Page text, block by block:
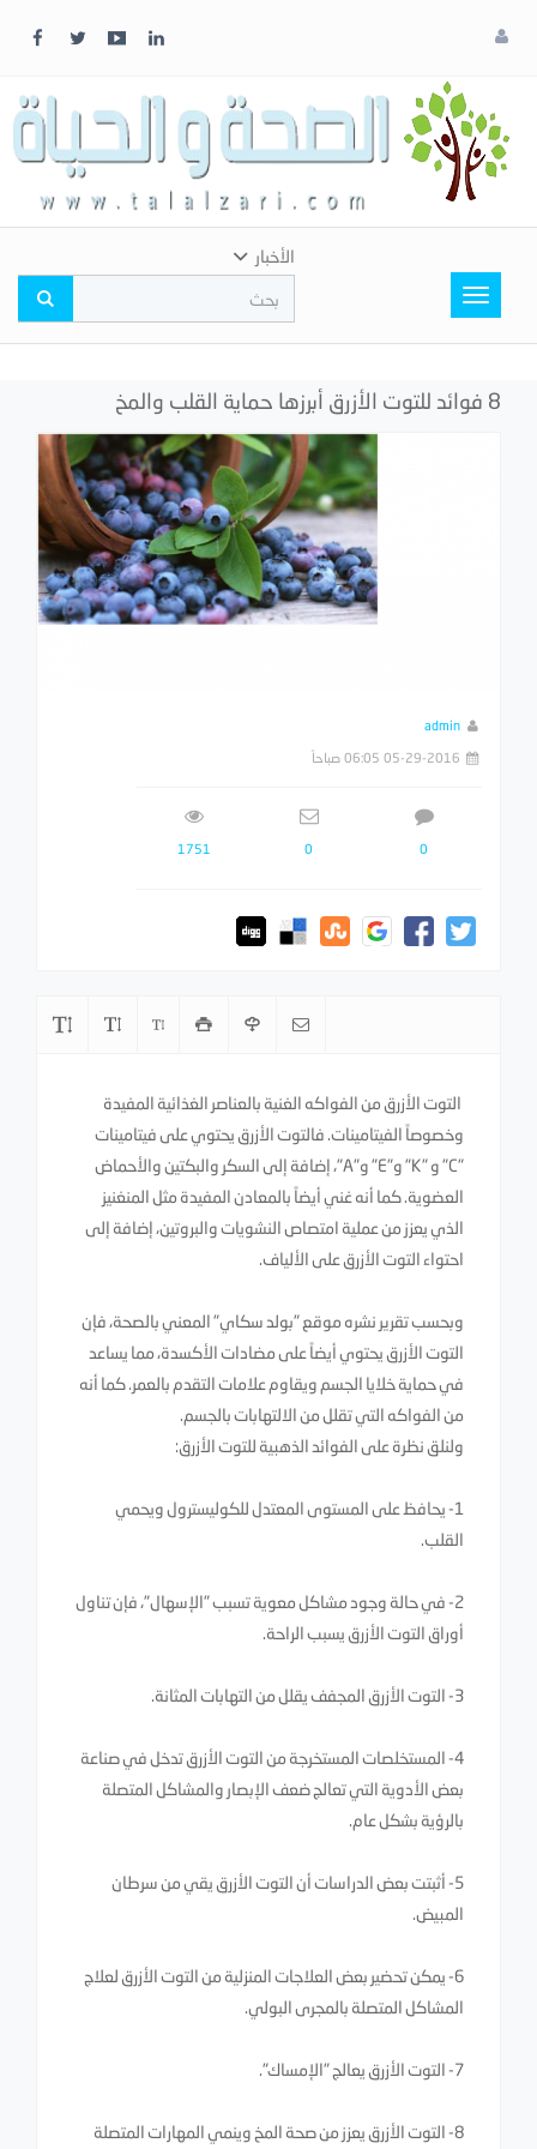
لونك
المفضل
Toggle
navigation
الأخبار
8 فوائد للتوت الأزرق أبرزها حماية القلب والمخ
admin
05-29-2016 06:05 صباحاً
0
0
1751
التوت الأزرق من الفواكه الغنية بالعناصر الغذائية المفيدة
وخصوصاً الفيتامينات. فالتوت الأزرق يحتوي على فيتامينات
"C" و "K" و"E" و"A"، إضافة إلى السكر والبكتين والأحماض
العضوية. كما أنه غني أيضاً بالمعادن المفيدة مثل المنغنيز
الذي يعزز من عملية امتصاص النشويات والبروتين، إضافة إلى
احتواء التوت الأزرق على الألياف.
وبحسب تقرير نشره موقع "بولد سكاي" المعني بالصحة، فإن
التوت الأزرق يحتوي أيضاً على مضادات الأكسدة، مما يساعد
في حماية خلايا الجسم ويقاوم علامات التقدم بالعمر. كما أنه
من الفواكه التي تقلل من الالتهابات بالجسم.
ولنلق نظرة على الفوائد الذهبية للتوت الأزرق:
1- يحافظ على المستوى المعتدل للكوليسترول ويحمي
القلب.
2- في حالة وجود مشاكل معوية تسبب "الإسهال"، فإن تناول
أوراق التوت الأزرق يسبب الراحة.
3- التوت الأزرق المجفف يقلل من التهابات المثانة.
4- المستخلصات المستخرجة من التوت الأزرق تدخل في صناعة
بعض الأدوية التي تعالج ضعف الإبصار والمشاكل المتصلة
بالرؤية بشكل عام.
5- أثبتت بعض الدراسات أن التوت الأزرق يقي من سرطان
المبيض.
6- يمكن تحضير بعض العلاجات المنزلية من التوت الأزرق لعلاج
المشاكل المتصلة بالمجرى البولي.
7- التوت الأزرق يعالج "الإمساك".
8- التوت الأزرق يعزز من صحة المخ وينمي المهارات المتصلة